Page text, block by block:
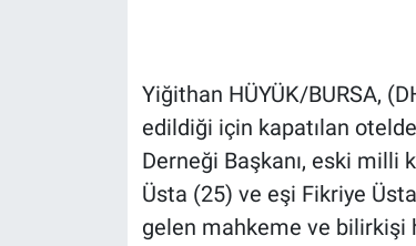
Yiğithan HÜYÜK/BURSA,
edildiği için kapatılan
Derneği Başkanı, eski milli
Üsta (25) ve eşi Fikriye
gelen mahkeme ve bilirkişi
Günün görüntüsü